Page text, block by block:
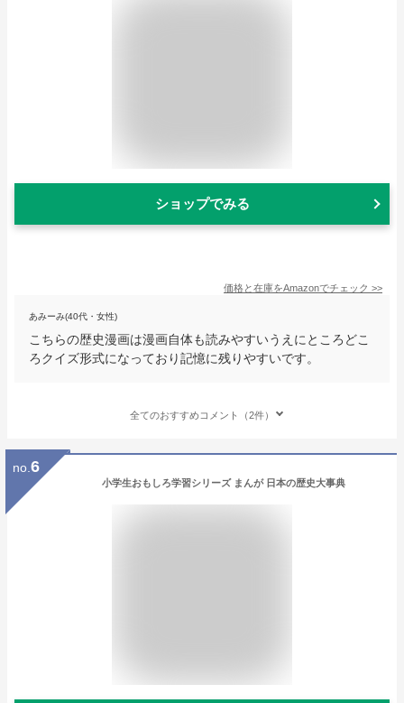
ショップでみる
価格と在庫をAmazonでチェック >>
あみーみ(40代・女性)
こちらの歴史漫画は漫画自体も読みやすいうえにところどこ
ろクイズ形式になっており記憶に残りやすいです。
全てのおすすめコメント（2件）
no. 6
小学生おもしろ学習シリーズ まんが 日本の歴史大事典